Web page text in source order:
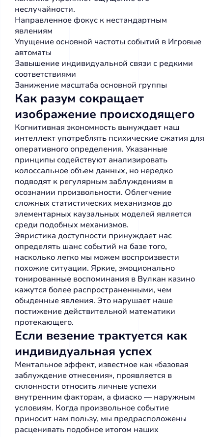
неслучайности.
Направленное фокус к нестандартным
явлениям
Упущение основной частоты событий в Игровые
автоматы
Завышение индивидуальной связи с редкими
соответствиями
Занижение масштаба основной группы
Как разум сокращает
изображение происходящего
Когнитивная экономность вынуждает наш
интеллект употреблять психические сжатия для
оперативного определения. Указанные
принципы содействуют анализировать
колоссальное объем данных, но нередко
подводят к регулярным заблуждениям в
осознании произвольности. Облегчение
сложных статистических механизмов до
элементарных каузальных моделей является
среди подобных механизмов.
Эвристика доступности принуждает нас
определять шанс событий на базе того,
насколько легко мы можем воспроизвести
похожие ситуации. Яркие, эмоционально
тонированные воспоминания в Вулкан казино
кажутся более распространенными, чем
обыденные явления. Это нарушает наше
постижение действительной математики
протекающего.
Если везение трактуется как
индивидуальная успех
Ментальное эффект, известное как «базовая
заблуждение отнесения», проявляется в
склонности относить личные успехи
внутренним факторам, а фиаско — наружным
условиям. Когда произвольное событие
приносит нам пользу, мы предрасположены
расценивать подобное итогом наших